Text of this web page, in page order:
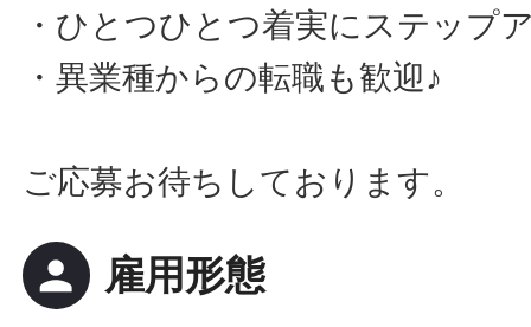
・ひとつひとつ着実にステップ
・異業種からの転職も歓迎♪
ご応募お待ちしております。
person 雇用形態